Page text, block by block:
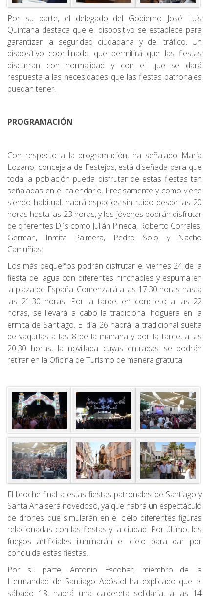
Por su parte, el delegado del Gobierno José Luis
Quintana destaca que el dispositivo se establece para
garantizar la seguridad ciudadana y del tráfico. Un
dispositivo coordinado que permitirá que las fiestas
discurran con normalidad y con el que se dará
respuesta a las necesidades que las fiestas patronales
puedan tener.
PROGRAMACIÓN
Con respecto a la programación, ha señalado María
Lozano, concejala de Festejos, está diseñada para que
toda la población pueda disfrutar de estas fiestas tan
señaladas en el calendario. Precisamente y como viene
siendo habitual, habrá espacios sin ruido desde las 20
horas hasta las 23 horas, y los jóvenes podrán disfrutar
de diferentes Dj´s como Julián Pineda, Roberto Corrales,
German, Inmita Palmera, Pedro Sojo y Nacho
Camuñias.
Los más pequeños podrán disfrutar el viernes 24 de la
fiesta del agua con diferentes hinchables y espuma en
la plaza de España. Comenzará a las 17:30 horas hasta
las 21:30 horas. Por la tarde, en concreto a las 22
horas, se llevará a cabo la tradicional hoguera en la
ermita de Santiago. El día 26 habrá la tradicional suelta
de vaquillas a las 8 de la mañana y por la tarde, a las
20:30 horas, la novillada cuyas entradas se podrán
retirar en la Oficina de Turismo de manera gratuita.
El broche final a estas fiestas patronales de Santiago y
Santa Ana será novedoso, ya que habrá un espectáculo
de drones que simularán en el cielo diferentes figuras
relacionadas con las fiestas y la ciudad. Por último, los
fuegos artificiales iluminarán el cielo para dar por
concluida estas fiestas.
Por su parte, Antonio Escobar, miembro de la
Hermandad de Santiago Apóstol ha explicado que el
sábado 18, habrá una caldereta solidaria, a las 14